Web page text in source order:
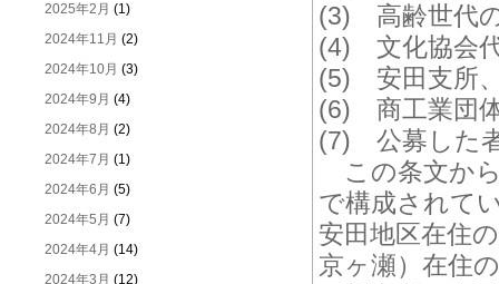
2025年2月 (1)
2024年11月 (2)
2024年10月 (3)
2024年9月 (4)
2024年8月 (2)
2024年7月 (1)
2024年6月 (5)
2024年5月 (7)
2024年4月 (14)
2024年3月 (12)
(3) 高齢世代
(4) 文化協会
(5) 安田支所
(6) 商工業団
(7) 公募した
この条文か
で構成されて
安田地区在住
京ヶ瀬）在住